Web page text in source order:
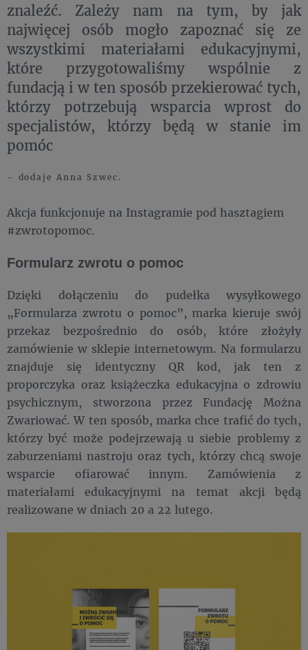
znaleźć. Zależy nam na tym, by jak
najwięcej osób mogło zapoznać się ze
wszystkimi materiałami edukacyjnymi,
które przygotowaliśmy wspólnie z
fundacją i w ten sposób przekierować tych,
którzy potrzebują wsparcia wprost do
specjalistów, którzy będą w stanie im
pomóc
– dodaje Anna Szwec.
Akcja funkcjonuje na Instagramie pod hasztagiem
#zwrotopomoc.
Formularz zwrotu o pomoc
Dzięki dołączeniu do pudełka wysyłkowego
„Formularza zwrotu o pomoc”, marka kieruje swój
przekaz bezpośrednio do osób, które złożyły
zamówienie w sklepie internetowym. Na formularzu
znajduje się identyczny QR kod, jak ten z
proporczyka oraz książeczka edukacyjna o zdrowiu
psychicznym, stworzona przez Fundację Można
Zwariować. W ten sposób, marka chce trafić do tych,
którzy być może podejrzewają u siebie problemy z
zaburzeniami nastroju oraz tych, którzy chcą swoje
wsparcie ofiarować innym. Zamówienia z
materiałami edukacyjnymi na temat akcji będą
realizowane w dniach 20 a 22 lutego.